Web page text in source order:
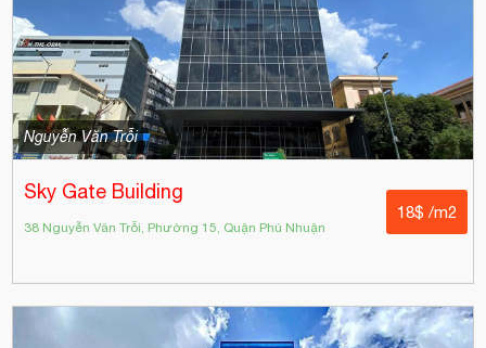
Nguyễn Văn Trỗi
Sky Gate Building
38 Nguyễn Văn Trỗi, Phường 15, Quận Phú Nhuận
18$ /m2